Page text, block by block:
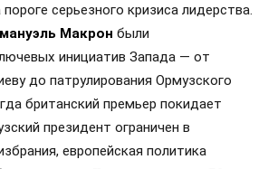
серьезного кризиса лидерства.
Макрон были
инициатив Запада — от
до патрулирования Ормузского
британский премьер покидает
президент ограничен в
европейская политика